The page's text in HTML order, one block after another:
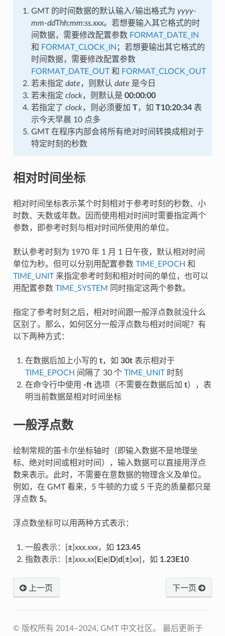
GMT 的时间数据的默认输入/输出格式为 yyyy-
mm-ddThh:mm:ss.xxx。若想要输入其它格式的时
间数据，需要修改配置参数 FORMAT_DATE_IN
和
FORMAT_CLOCK_IN ；若想要输出其它格式的
时间数据，需要修改配置参数
FORMAT_DATE_OUT和
FORMAT_CLOCK_OUT
若未指定 date，则默认 date 是今日
若未指定 clock，则默认是 00:00:00
若指定了 clock，则必须要加 T，如 T10:20:34表
示今天早晨 10 点多
GMT 在程序内部会将所有绝对时间转换成相对于
特定时刻的秒数
相对时间坐标
相对时间坐标表示某个时刻相对于参考时刻的秒数、小
时数、天数或年数。因而使用相对时间时需要指定两个
参数，即参考时刻与相对时间所使用的单位。
默认参考时刻为 1970 年 1 月 1 日午夜，默认相对时间
单位为秒。但可以分别用配置参数 TIME_EPOCH 和
TIME_UNIT来指定参考时刻和相对时间的单位，也可以
用配置参数 TIME_SYSTEM 同时指定这两个参数。
指定了参考时刻之后，相对时间跟一般浮点数就没什么
区别了。那么，如何区分一般浮点数与相对时间呢？有
以下两种方式：
在数据后加上小写的 t，如 30t表示相对于
TIME_EPOCH 间隔了 30 个 TIME_UNIT时刻
在命令行中使用 -ft选项（不需要在数据后加 t），表
明当前数据是相对时间坐标
一般浮点数
绘制常规的笛卡尔坐标轴时（即输入数据不是地理坐
标、绝对时间或相对时间），输入数据可以直接用浮点
数来表示。此时，不需要在意数据的物理含义及单位。
例如，在 GMT 看来，5 牛顿的力或 5 千克的质量都只是
浮点数 5。
浮点数坐标可以用两种方式表示：
一般表示：[ ±] xxx.xxx，如 123.45
指数表示：[ ±] xxx.xx[ E| e D| d ±] xx]，如 1.23E10
上一页 下一页
© 版权所有 2014–2024, GMT 中文社区。 最后更新于